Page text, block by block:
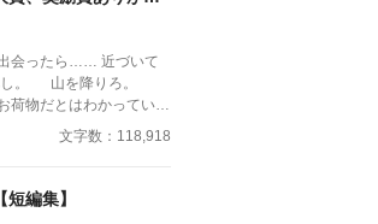
会ったら…… 近づいて
し。 山を降りろ。
荷物だとはわかっていた
。 28歳のコウイチに
った。 田舎歩きだ。そ
——それを訪ねること
だった。 大学時代、
文字数：118,918
編集】